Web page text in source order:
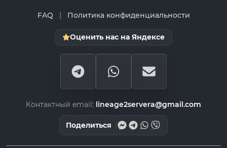
FAQ | Политика конфиденциальности
Оценить нас на Яндексе
Контактный email: lineage2servera@gmail.com
Поделиться